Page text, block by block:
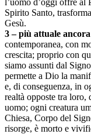
Spirito Santo,
Gesù.
3 – più attuale
contemporanea, con
crescita; proprio con
siamo assunti dal
permette a Dio la
e, di conseguenza, in
realtà opposte tra
uomo; ogni creatura
Chiesa, Corpo del
risorge, è morto e